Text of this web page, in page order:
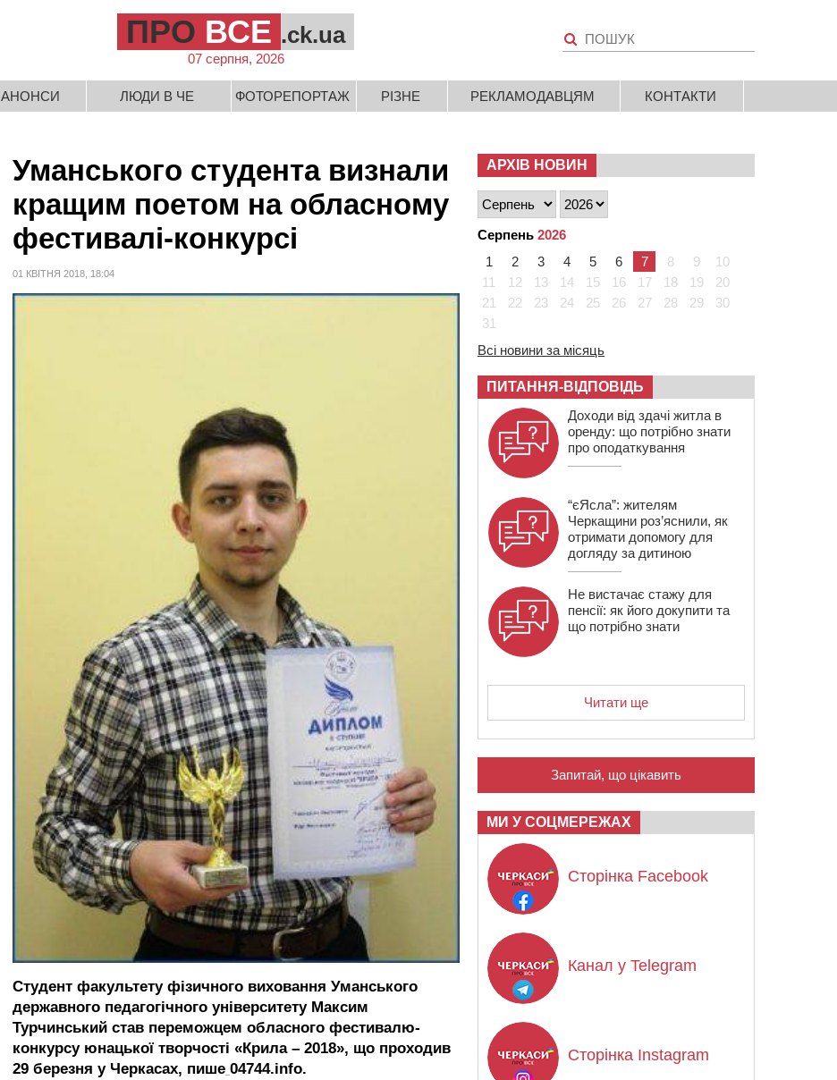
ПРО ВСЕ .ck.ua
07 серпня, 2026
АНОНСИ ЛЮДИ В ЧЕ ФОТОРЕПОРТАЖ РІЗНЕ РЕКЛАМОДАВЦЯМ КОНТАКТИ
Уманського студента визнали
кращим поетом на обласному
фестивалі-конкурсі
01 КВІТНЯ 2018, 18:04
Студент факультету фізичного виховання Уманського
державного педагогічного університету Максим
Турчинський став переможцем обласного фестивалю-
конкурсу юнацької творчості «Крила – 2018», що проходив
29 березня у Черкасах, пише 04744.info.
АРХІВ НОВИН
Серпень 2026
1
2 3 4 5 6 7 8 9
10
11
12 13 14 15 16 17 18 19
20
21
22 23 24 25 26 27 28 29
30
31
Всі новини за місяць
ПИТАННЯ-ВІДПОВІДЬ
Доходи від здачі житла в
оренду: що потрібно знати
про оподаткування
“єЯсла”: жителям
Черкащини роз’яснили, як
отримати допомогу для
догляду за дитиною
Не вистачає стажу для
пенсії: як його докупити та
що потрібно знати
Читати ще
Запитай, що цікавить
МИ У СОЦМЕРЕЖАХ
Сторінка Facebook
Канал у Telegram
Сторінка Instagram